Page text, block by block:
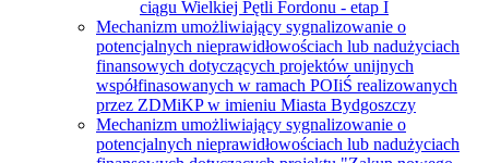
ciągu Wielkiej Pętli Fordonu - etap I
Mechanizm umożliwiający sygnalizowanie o
potencjalnych nieprawidłowościach lub nadużyciach
finansowych dotyczących projektów unijnych
współfinasowanych w ramach POIiŚ realizowanych
przez ZDMiKP w imieniu Miasta Bydgoszczy
Mechanizm umożliwiający sygnalizowanie o
potencjalnych nieprawidłowościach lub nadużyciach